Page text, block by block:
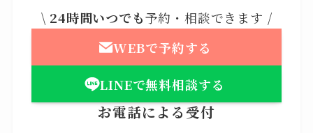
\ 24時間いつでも予約・相談できます /
WEBで予約する
LINEで無料相談する
お電話による受付